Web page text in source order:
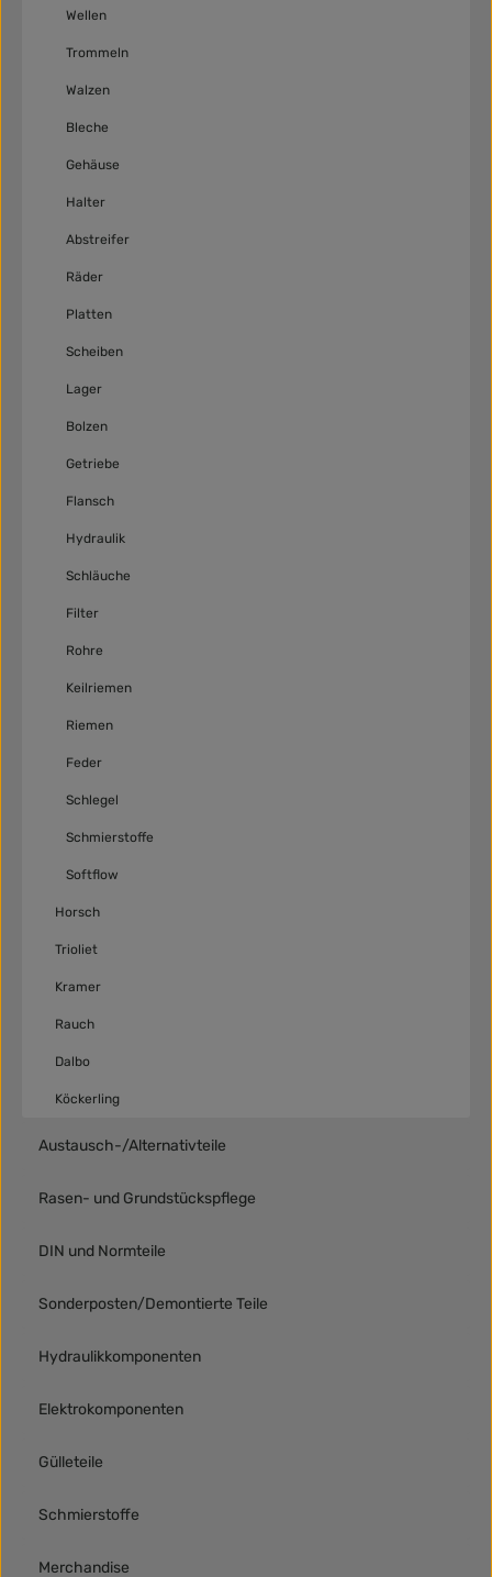
Wellen
Trommeln
Walzen
Bleche
Gehäuse
Halter
Abstreifer
Räder
Platten
Scheiben
Lager
Bolzen
Getriebe
Flansch
Hydraulik
Schläuche
Filter
Rohre
Keilriemen
Riemen
Feder
Schlegel
Schmierstoffe
Softflow
Horsch
Trioliet
Kramer
Rauch
Dalbo
Köckerling
Austausch-/Alternativteile
Rasen- und Grundstückspflege
DIN und Normteile
Sonderposten/Demontierte Teile
Hydraulikkomponenten
Elektrokomponenten
Gülleteile
Schmierstoffe
Merchandise